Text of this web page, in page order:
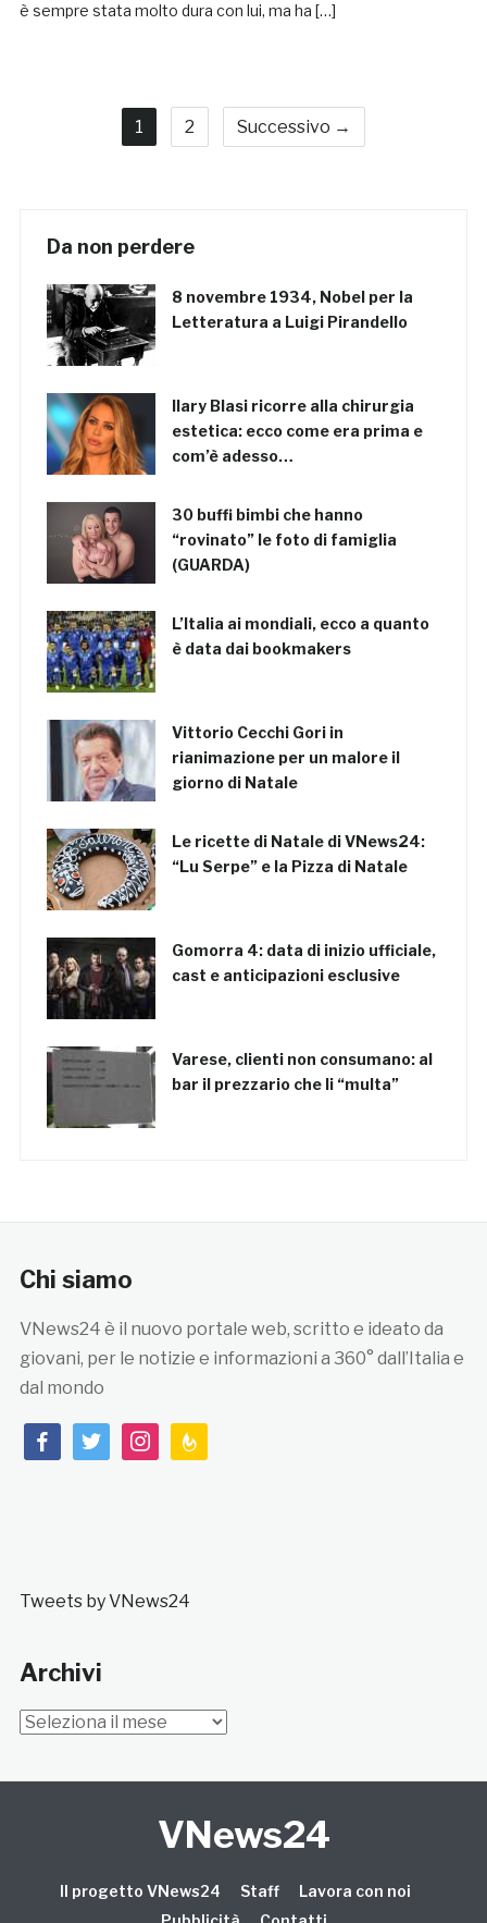
è sempre stata molto dura con lui, ma ha […]
1 2 Successivo →
Da non perdere
8 novembre 1934, Nobel per la
Letteratura a Luigi Pirandello
Ilary Blasi ricorre alla chirurgia
estetica: ecco come era prima e
com’è adesso…
30 buffi bimbi che hanno
“rovinato” le foto di famiglia
(GUARDA)
L’Italia ai mondiali, ecco a quanto
è data dai bookmakers
Vittorio Cecchi Gori in
rianimazione per un malore il
giorno di Natale
Le ricette di Natale di VNews24:
“Lu Serpe” e la Pizza di Natale
Gomorra 4: data di inizio ufficiale,
cast e anticipazioni esclusive
Varese, clienti non consumano: al
bar il prezzario che li “multa”
Chi siamo
VNews24 è il nuovo portale web, scritto e ideato da
giovani, per le notizie e informazioni a 360° dall’Italia e
dal mondo
facebooktwitterinstagramfeedburner
Tweets by VNews24
Archivi
Archivi
VNews24
Il progetto VNews24 Staff
Lavora con noi